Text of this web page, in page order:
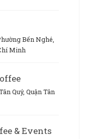
Bến Nghé,
Minh
Quý, Quận Tân
& Events